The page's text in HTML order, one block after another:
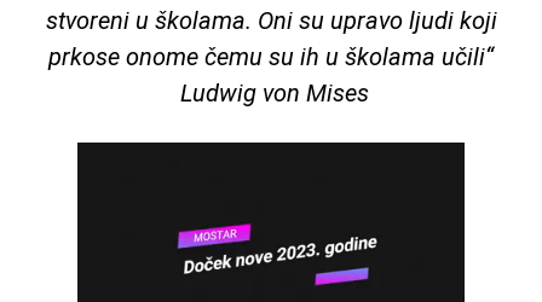
stvoreni u školama. Oni su upravo ljudi koji
prkose onome čemu su ih u školama učili“
Ludwig von Mises